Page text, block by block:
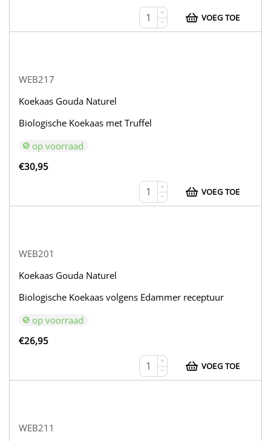
+
−
VOEG TOE
WEB217
Koekaas Gouda Naturel
Biologische Koekaas met Truffel
op voorraad
€30,95
+
−
VOEG TOE
WEB201
Koekaas Gouda Naturel
Biologische Koekaas volgens Edammer receptuur
op voorraad
€26,95
+
−
VOEG TOE
WEB211